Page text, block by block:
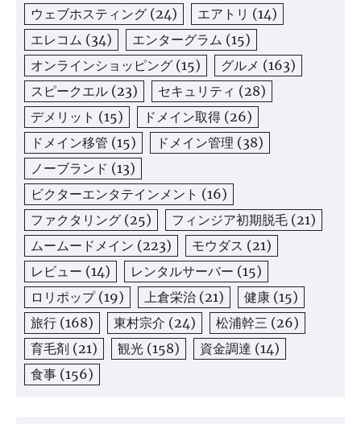
ウェブホスティング (24) エアトリ (14)
エレコム (34) エンターグラム (15)
オンラインショッピング (15) グルメ (163)
スピークエル (23) セキュリティ (28)
デメリット (15) ドメイン取得 (26)
ドメイン移管 (15) ドメイン管理 (38)
ノーブランド (13)
ビクターエンタテインメント (16)
ファクタリング (25) フィンジア初期脱毛 (21)
ムームードメイン (223) モウダス (21)
レビュー (14) レンタルサーバー (15)
ロリポップ(19) 上倉栄治 (21) 健康 (15)
旅行 (168) 東村宗介 (24) 松浦幹三 (26)
育毛剤 (21) 観光 (158) 資金調達 (14)
食事 (156)